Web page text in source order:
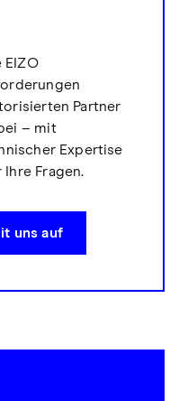
EIZO
Partner
– mit
Expertise
Fragen.
uns auf